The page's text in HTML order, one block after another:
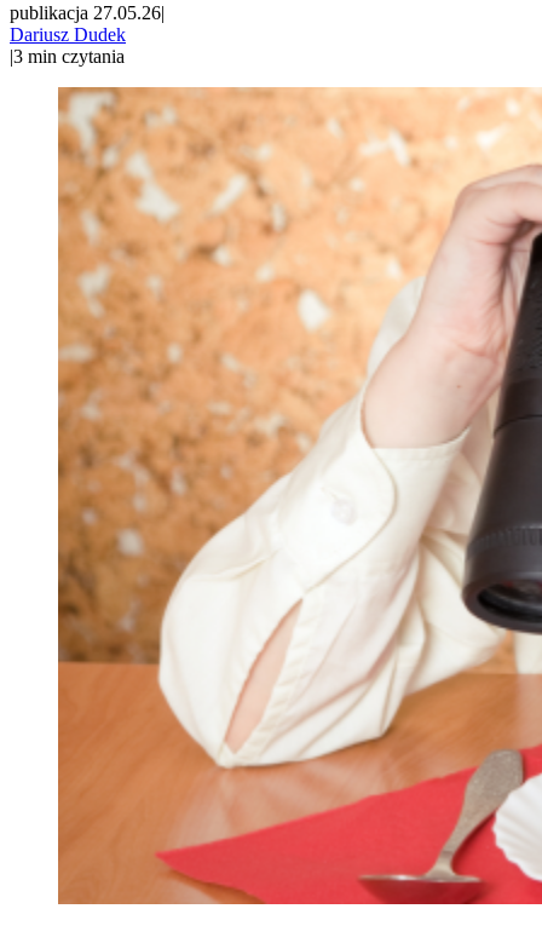
publikacja 27.05.26|
Dariusz Dudek
|3 min czytania